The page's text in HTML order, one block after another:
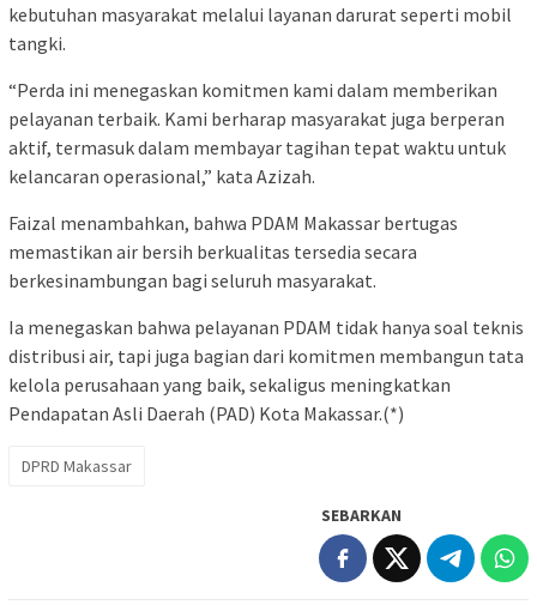
kebutuhan masyarakat melalui layanan darurat seperti mobil
tangki.
“Perda ini menegaskan komitmen kami dalam memberikan
pelayanan terbaik. Kami berharap masyarakat juga berperan
aktif, termasuk dalam membayar tagihan tepat waktu untuk
kelancaran operasional,” kata Azizah.
Faizal menambahkan, bahwa PDAM Makassar bertugas
memastikan air bersih berkualitas tersedia secara
berkesinambungan bagi seluruh masyarakat.
Ia menegaskan bahwa pelayanan PDAM tidak hanya soal teknis
distribusi air, tapi juga bagian dari komitmen membangun tata
kelola perusahaan yang baik, sekaligus meningkatkan
Pendapatan Asli Daerah (PAD) Kota Makassar.(*)
DPRD Makassar
SEBARKAN